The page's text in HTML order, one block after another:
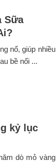
Sữa
nổ, giúp nhiều
bề nổi ...
kỷ lục
dò mỏ vàng